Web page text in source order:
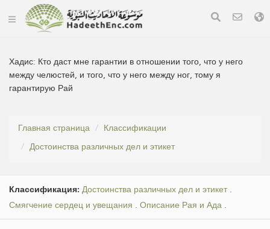
Хадис: Кто даст мне гарантии в отношении того, что у него
между челюстей, и того, что у него между ног, тому я
гарантирую Рай
Главная страница
Классификации
Достоинства различных дел и этикет
Классификация: Достоинства различных дел и этикет.
Смягчение сердец и увещания . Описание Рая и Ада .